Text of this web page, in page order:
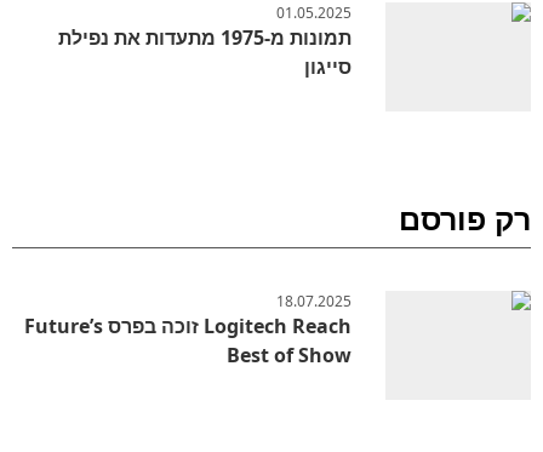
01.05.2025
תמונות מ-1975 מתעדות את נפילת
סייגון
רק פורסם
18.07.2025
Logitech Reach זוכה בפרס Future’s
Best of Show